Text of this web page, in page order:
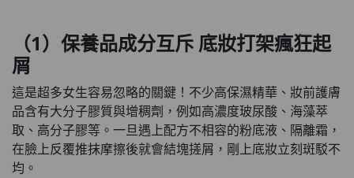
（1）保養品成分互斥 底妝打架瘋狂起
屑
這是超多女生容易忽略的關鍵！不少高保濕精華、妝前護膚
品含有大分子膠質與增稠劑，例如高濃度玻尿酸、海藻萃
取、高分子膠等。一旦遇上配方不相容的粉底液、隔離霜，
在臉上反覆推抹摩擦後就會結塊搓屑，剛上底妝立刻斑駁不
均。